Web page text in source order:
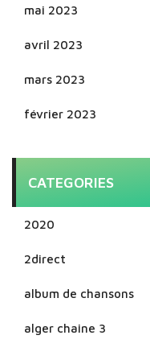
mai 2023
avril 2023
mars 2023
février 2023
CATEGORIES
2020
2direct
album de chansons
alger chaine 3